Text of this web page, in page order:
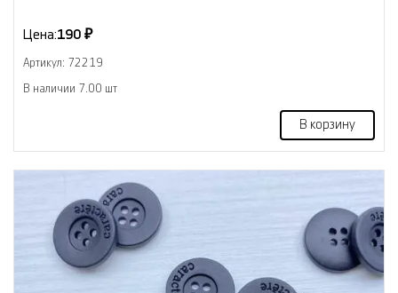
Цена:190 ₽
Артикул: 72219
В наличии 7.00 шт
В корзину